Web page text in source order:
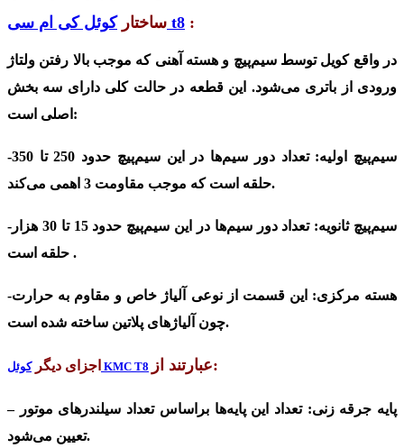
ساختار کوئل کی ام سی t8 :
در واقع کویل توسط سیم‌پیچ و هسته آهنی که موجب بالا رفتن ولتاژ
ورودی از باتری می‌شود. این قطعه‌ در حالت کلی دارای سه بخش
اصلی است:
-سیم‌پیچ اولیه:
تعداد دور سیم‌ها در این سیم‌پیچ حدود 250 تا 350
حلقه است که موجب مقاومت 3 اهمی می‌کند.
-سیم‌پیچ ثانویه:
تعداد دور سیم‌ها در این سیم‌پیچ حدود 15 تا 30 هزار
حلقه است .
-هسته‌ مرکزی: این قسمت از نوعی آلیاژ خاص و مقاوم به حرارت
چون آلیاژهای پلاتین ساخته شده است.
اجزای دیگر کوئل KMC T8 عبارتند از:
– پایه‌ جرقه زنی: تعداد این پایه‌ها براساس تعداد سیلندرهای موتور
تعیین می‌شود.